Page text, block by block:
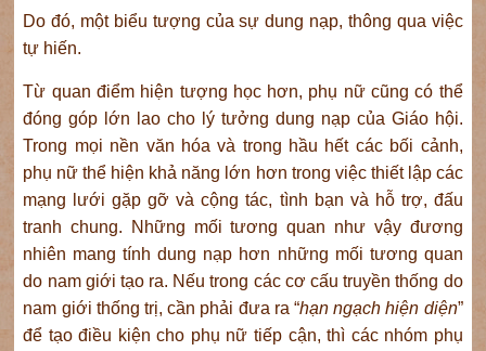
Do đó, một biểu tượng của sự dung nạp, thông qua việc
tự hiến.
Từ quan điểm hiện tượng học hơn, phụ nữ cũng có thể
đóng góp lớn lao cho lý tưởng dung nạp của Giáo hội.
Trong mọi nền văn hóa và trong hầu hết các bối cảnh,
phụ nữ thể hiện khả năng lớn hơn trong việc thiết lập các
mạng lưới gặp gỡ và cộng tác, tình bạn và hỗ trợ, đấu
tranh chung. Những mối tương quan như vậy đương
nhiên mang tính dung nạp hơn những mối tương quan
do nam giới tạo ra. Nếu trong các cơ cấu truyền thống do
nam giới thống trị, cần phải đưa ra “hạn ngạch hiện diện”
để tạo điều kiện cho phụ nữ tiếp cận, thì các nhóm phụ